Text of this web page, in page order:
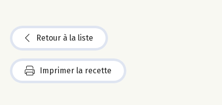
Retour à la liste
Imprimer la recette